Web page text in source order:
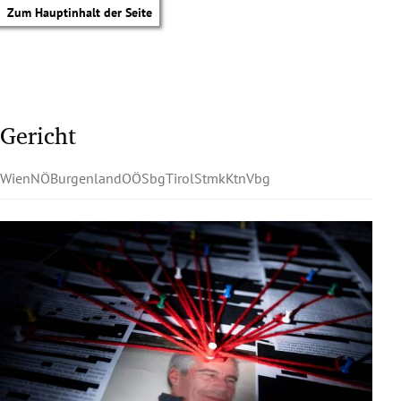
Zum Hauptinhalt der Seite
Untermenü
Gericht
WienNÖBurgenlandOÖSbgTirolStmkKtnVbg